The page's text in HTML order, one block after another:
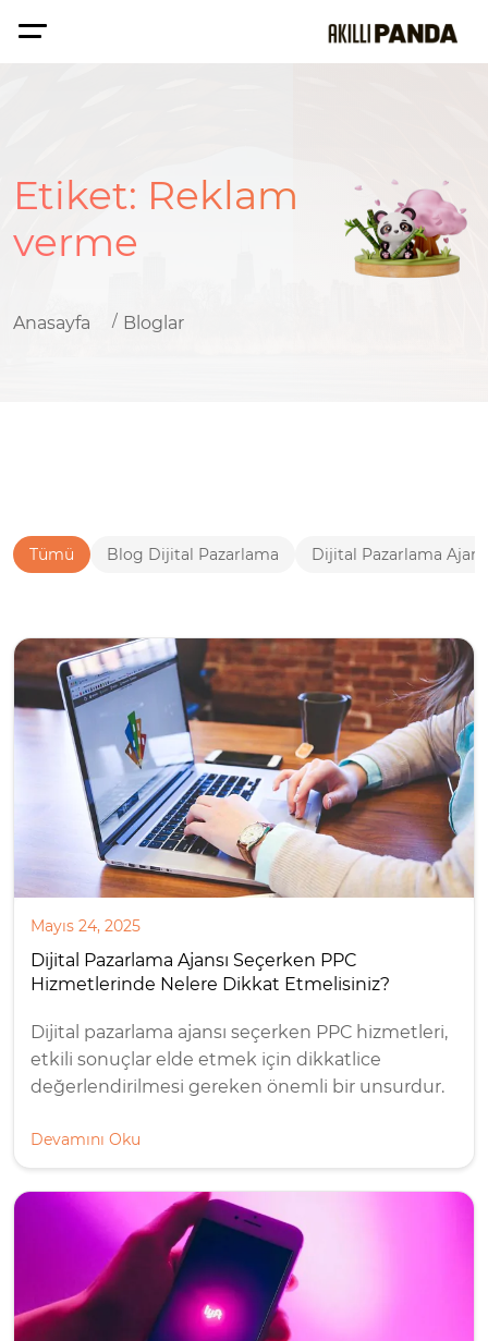
Etiket: Reklam
verme
Anasayfa Bloglar
Tümü Blog Dijital Pazarlama Dijital Pazarlama
Mayıs 24, 2025
Dijital Pazarlama Ajansı Seçerken PPC
Hizmetlerinde Nelere Dikkat Etmelisiniz?
Dijital pazarlama ajansı seçerken PPC hizmetleri,
etkili sonuçlar elde etmek için dikkatlice
değerlendirilmesi gereken önemli bir unsurdur.
Devamını Oku